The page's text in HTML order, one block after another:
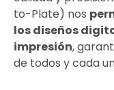
to-Plate) nos
los diseños
impresión,
de todos y cada